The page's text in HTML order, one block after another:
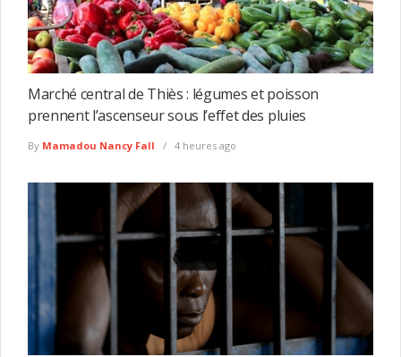
Marché central de Thiès : légumes et poisson
prennent l’ascenseur sous l’effet des pluies
By Mamadou Nancy Fall 4 heures ago